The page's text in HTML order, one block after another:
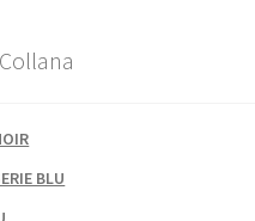
BLU